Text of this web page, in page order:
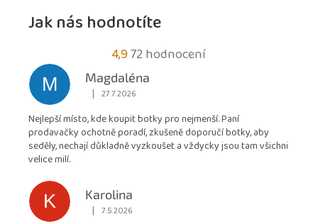
Jak nás hodnotíte
4,9Průměrné
hodnocení
obchodu
4,9
z
72 hodnocení
M
Magdaléna
Hodnocení obchodu je 5 z 5 hvězdiček.
| 27.7.2026
Nejlepší místo, kde koupit botky pro nejmenší. Paní
prodavačky ochotně poradí, zkušeně doporučí botky, aby
seděly, nechají důkladně vyzkoušet a vždycky jsou tam všichni
velice milí.
K
Karolina
Hodnocení obchodu je 5 z 5 hvězdiček.
| 7.5.2026